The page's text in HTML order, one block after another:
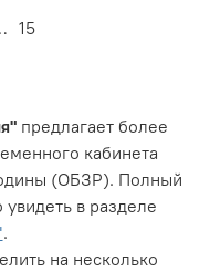
15
предлагает более
кабинета
(ОБЗР). Полный
в разделе
.
на несколько